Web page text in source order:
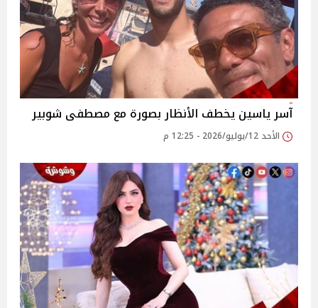
آسر ياسين يخطف الأنظار بصورة مع مصطفى شوبير
الأحد 12/يوليو/2026 - 12:25 م